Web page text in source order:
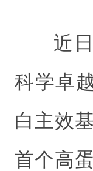
近
科学卓
白主效
首个高